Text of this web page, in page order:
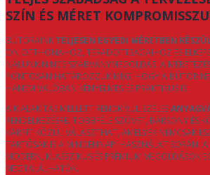
SZÍN ÉS MÉRET
BÚTORAINK TELJESEN EGYEDI MÉRETBEN
ÖN OTTHONÁHOZ, TÉRADOTTSÁGAIHOZ ÉS
NÁLUNK NINCS SZABVÁNYMEGOLDÁS: A
PONTOSAN HATÁROZZUK MEG, HOGY A BÚTOR NE
HANEM VALÓBAN KÉNYELMES ÉS PRAKTIKUS IS.
A KIALAKÍTÁS MELLETT RENDKÍVÜL SZÉLES
RENDELKEZÉSRE. TÖBBFÉLE SZÖVET, BÁRSONY ÉS
KÁRPIT KÖZÜL VÁLASZTHAT, AMELYEK NEMCSAK
TARTÓSAK IS A MINDENNAPI HASZNÁLAT SORÁN.
MODERN, KLASSZIKUS ÉS PRÉMIUM MEGOLDÁSOK
MEGTALÁLHATÓK.